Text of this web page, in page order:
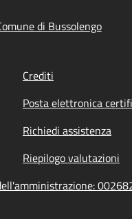
di Bussolengo
Crediti
Posta elettronica
Richiedi assistenza
Riepilogo valutazioni